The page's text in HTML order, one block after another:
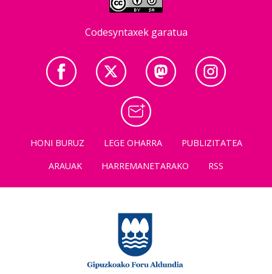
Codesyntaxek garatua
HONI BURUZ LEGE OHARRA
PUBLIZITATEA
ARAUAK
HARREMANETARAKO RSS